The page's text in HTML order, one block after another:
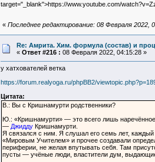
target="_blank">https://www.youtube.com/
« Последнее редактирование: 08 Февраля 2022,
Re: Амрита. Хим. формула (состав) и
« Ответ #216 : 08 Февраля 2022, 04:15:28 »
у хатхователей ветка
https://forum.realyoga.ru/phpBB2/
Цитата:
В.: Вы с Кришнамурти родственники?
Ю.: «Кришнамурти» — это всего лишь
— ДжиддуКришнамурти.
Я связался с ним. Я слушал его семь лет, каждый
«Мировым Учителем» и прочее создавали
периферии, не желая впутывать себя. Там
пусты — учёные люди, властители дум,